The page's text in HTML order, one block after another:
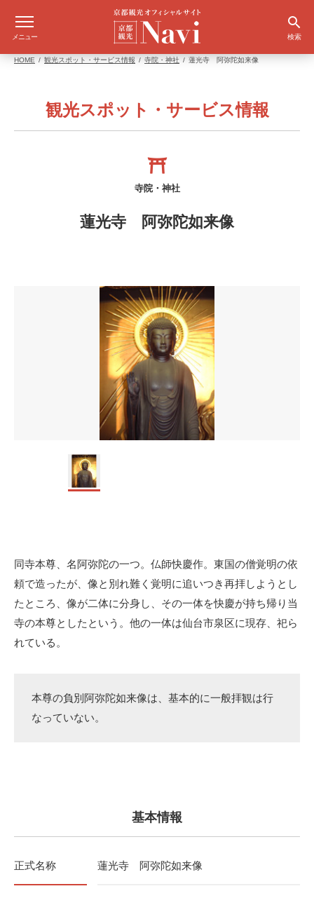
メニュー 検索
HOME 観光スポット・サービス情報 寺院・神社 蓮光寺 阿弥陀如来像
観光スポット・サービス情報
寺院・神社
蓮光寺 阿弥陀如来像
同寺本尊、名阿弥陀の一つ。仏師快慶作。東国の僧覚明の依
頼で造ったが、像と別れ難く覚明に追いつき再拝しようとし
たところ、像が二体に分身し、その一体を快慶が持ち帰り当
寺の本尊としたという。他の一体は仙台市泉区に現存、祀ら
れている。
本尊の負別阿弥陀如来像は、基本的に一般拝観は行
なっていない。
基本情報
正式名称 蓮光寺 阿弥陀如来像